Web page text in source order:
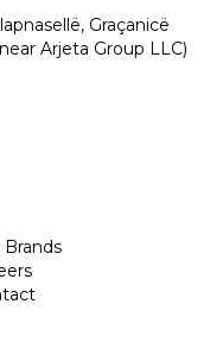
Graçanicë
Arjeta Group LLC)
Brands